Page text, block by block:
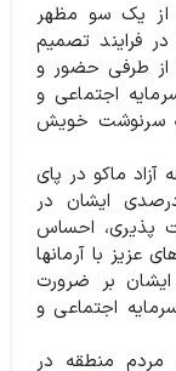
از یک سو مظهر
فرایند تصمیم
از طرفی حضور و
اجتماعی و
به سرنوشت خویش
ماکو در پای
های رای و مشارکت بالای ۶۰ درصدی ایشان در
پذیری، احساس
عزیز با آرمانها
ایشان بر ضرورت
اجتماعی و
مردم منطقه در